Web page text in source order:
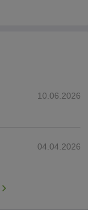
10.06.2026
04.04.2026